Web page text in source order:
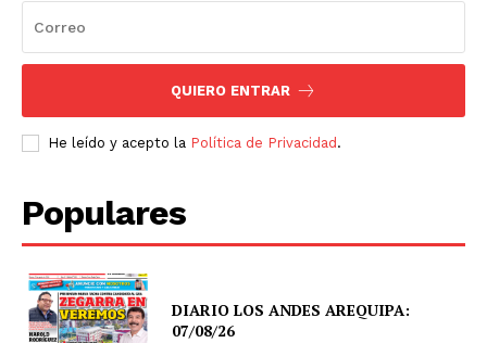
QUIERO ENTRAR
He leído y acepto la Política de Privacidad .
Populares
DIARIO LOS ANDES AREQUIPA:
07/08/26